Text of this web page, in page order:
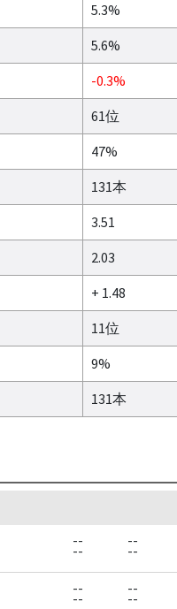
5.3%
5.6%
-0.3%
61位
47%
131本
3.51
2.03
+ 1.48
11位
9%
131本
--
--
--
--
--
--
--
--